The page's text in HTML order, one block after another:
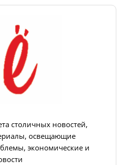
столичных новостей,
освещающие
экономические и